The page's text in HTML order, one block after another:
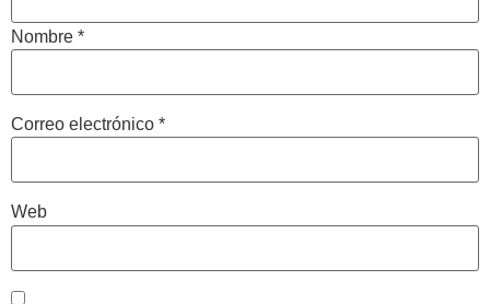
Nombre *
Correo electrónico *
Web